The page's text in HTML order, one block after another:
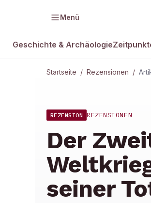
Menü
Geschichte & Archäologie
Startseite / Rezensionen /
REZENSION REZENSIONEN
Der
seiner